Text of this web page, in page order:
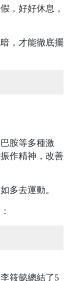
，好好休息，
，才能徹底擺
胺等多種激
作精神，改善
多去運動。
筱懿總結了5